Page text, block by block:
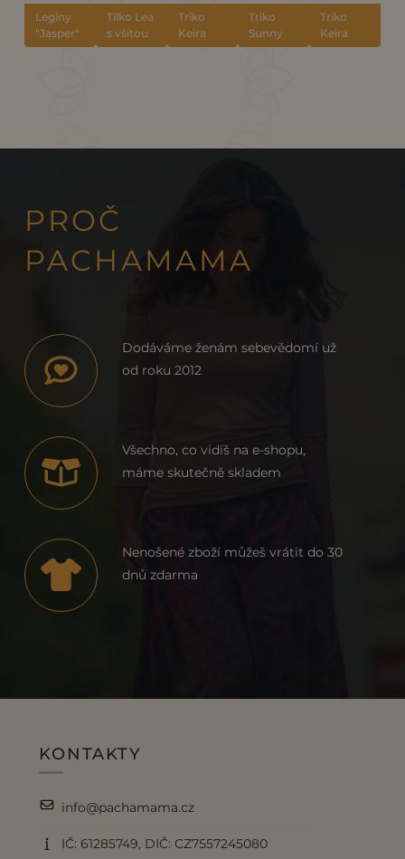
Legíny
"Jasper"
Tílko Lea
s všitou
braletkou,
Triko
Keira
"Jasper"
Triko
Sunny
"Pink
Triko
Keira
"Rosewood"
PROČ
PACHAMAMA
Dodáváme ženám sebevědomí už
od roku 2012
Všechno, co vidíš na e-shopu,
máme skutečně skladem
Nenošené zboží můžeš vrátit do 30
dnů zdarma
KONTAKTY
info@pachamama.cz
IČ: 61285749, DIČ: CZ7557245080